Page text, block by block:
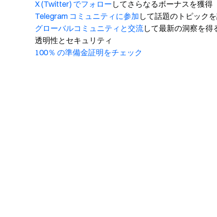
X (Twitter) でフォロー してさらなるボーナスを獲得
Telegram コミュニティに参加 して話題のトピック
グローバルコミュニティと交流して最新の洞察を得
透明性とセキュリティ
100％ の準備金証明をチェック